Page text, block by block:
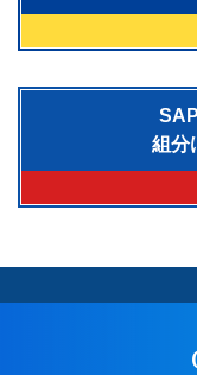
組分